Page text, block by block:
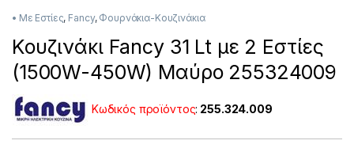
• Με Εστίες, Fancy, Φουρνάκια-Κουζινάκια
Κουζινάκι Fancy 31 Lt με 2 Εστίες
(1500W-450W) Μαύρο 255324009
Κωδικός προϊόντος: 255.324.009